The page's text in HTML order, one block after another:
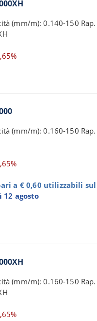
(mm/m): 0.140-150
(mm/m): 0.160-150
a € 0,60 utilizzabili
12 agosto
(mm/m): 0.160-150